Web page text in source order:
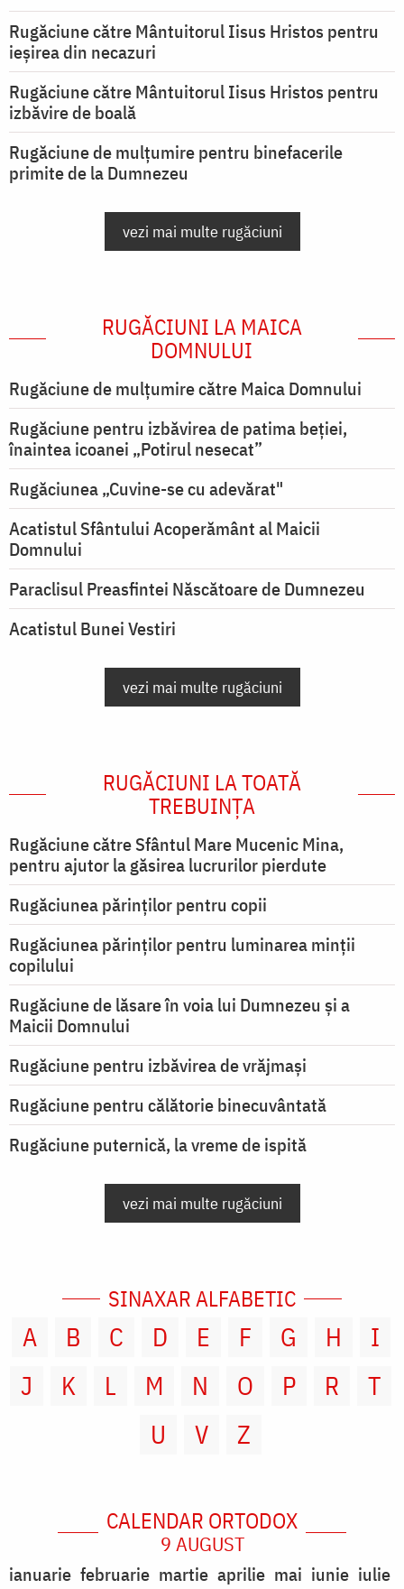
Rugăciune către Mântuitorul Iisus Hristos pentru
ieşirea din necazuri
Rugăciune către Mântuitorul Iisus Hristos pentru
izbăvire de boală
Rugăciune de mulțumire pentru binefacerile
primite de la Dumnezeu
vezi mai multe rugăciuni
RUGĂCIUNI LA MAICA
DOMNULUI
Rugăciune de mulţumire către Maica Domnului
Rugăciune pentru izbăvirea de patima beției,
înaintea icoanei „Potirul nesecat”
Rugăciunea „Cuvine-se cu adevărat"
Acatistul Sfântului Acoperământ al Maicii
Domnului
Paraclisul Preasfintei Născătoare de Dumnezeu
Acatistul Bunei Vestiri
vezi mai multe rugăciuni
RUGĂCIUNI LA TOATĂ
TREBUINȚA
Rugăciune către Sfântul Mare Mucenic Mina,
pentru ajutor la găsirea lucrurilor pierdute
Rugăciunea părinților pentru copii
Rugăciunea părinților pentru luminarea minţii
copilului
Rugăciune de lăsare în voia lui Dumnezeu şi a
Maicii Domnului
Rugăciune pentru izbăvirea de vrăjmași
Rugăciune pentru călătorie binecuvântată
Rugăciune puternică, la vreme de ispită
vezi mai multe rugăciuni
SINAXAR ALFABETIC
A B C D E F G H
I
J
K L M N O P R
T
U
V Z
CALENDAR ORTODOX
9 AUGUST
ianuarie februarie martie aprilie mai iunie iulie